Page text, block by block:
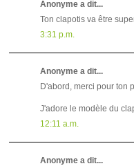
Anonyme a dit...
Ton clapotis va être
3:31 p.m.
Anonyme a dit...
D'abord, merci pour ton
J'adore le modèle du
12:11 a.m.
Anonyme a dit...